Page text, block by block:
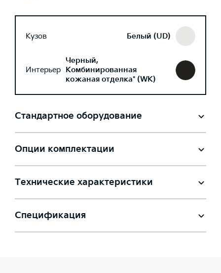
Кузов Белый (UD)
Интерьер
Черный,
Комбинированная
кожаная отделка* (WK)
Стандартное оборудование
Опции комплектации
Технические характеристики
Спецификация